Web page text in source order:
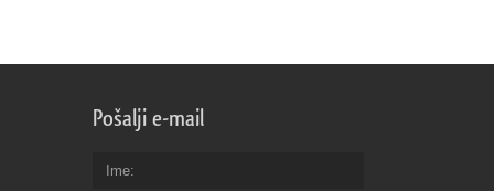
Pošalji e-mail
Ime